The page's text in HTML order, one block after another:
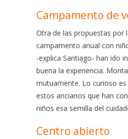
Campamento de
Otra de las propuestas por
campamento anual con
-explica Santiago- han ido
buena la experiencia.
mutuamente. Lo curioso
estos ancianos que han
niños esa semilla del
Centro abierto